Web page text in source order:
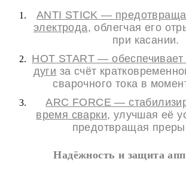
ANTI STICK —
электрода, облегчая его
при касании.
HOT START — обеспечивает
дуги за счёт
сварочного тока в
ARC FORCE —
время сварки, улучшая её
предотвращая
Надёжность и защита